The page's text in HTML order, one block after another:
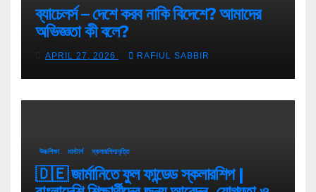
ব্যাচেলর্স – দেশে করব নাকি বিদেশে? আমাদের
অভিজ্ঞতা কী বলে?
APRIL 27, 2026 RAFIUL SABBIR
উচ্চশিক্ষা মাস্টার্স স্কলারশিপ/বৃত্তি
🇩🇪 জার্মানিতে ফুল ফান্ডেড স্কলারশিপ |